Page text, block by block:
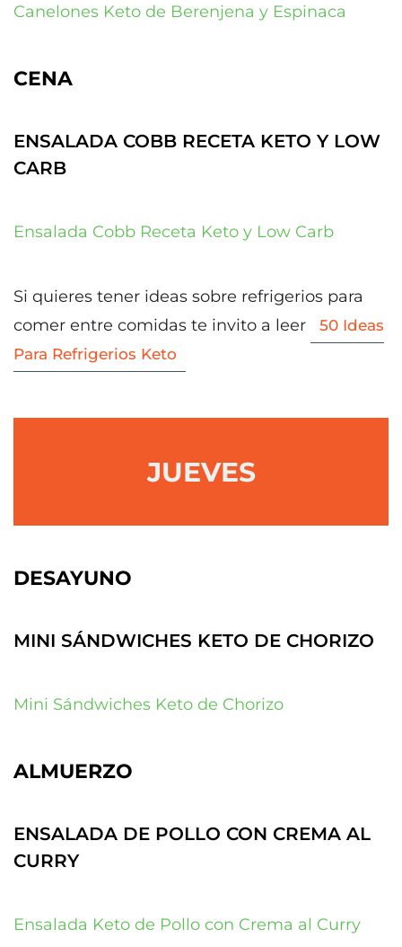
Canelones Keto de Berenjena y Espinaca
CENA
ENSALADA COBB RECETA KETO Y LOW
CARB
Ensalada Cobb Receta Keto y Low Carb
Si quieres tener ideas sobre refrigerios para
comer entre comidas te invito a leer
50 Ideas
Para Refrigerios Keto
JUEVES
DESAYUNO
MINI SÁNDWICHES KETO DE CHORIZO
Mini Sándwiches Keto de Chorizo
ALMUERZO
ENSALADA DE POLLO CON CREMA AL
CURRY
Ensalada Keto de Pollo con Crema al Curry